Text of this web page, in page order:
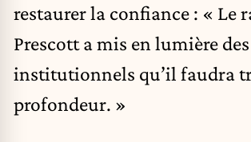
restaurer la confiance : « Le
Prescott a mis en lumière
institutionnels qu’il faudra
profondeur. »